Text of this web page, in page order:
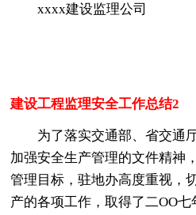
xxxx建设监理公司
建设工程监理安全工作总结2
为了落实交通部、省交通
加强安全生产管理的文件精神
管理目标，驻地办高度重视，
产的各项工作，取得了二OO